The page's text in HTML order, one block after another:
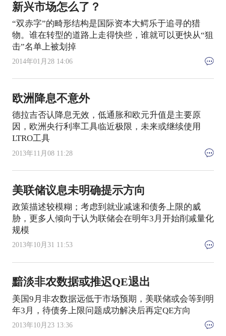
新兴市场怎么了？
“双赤字”的畸形结构是国际资本大鳄乐于追寻的猎
物。谁在转型的道路上走得快些，谁就可以更快从“狙
击”名单上被划掉
2014年01月28 14:06
欧洲降息不意外
德拉吉否认降息无效，低通胀和欧元升值是主要原
因，欧洲央行利率工具临近极限，未来或继续使用
LTRO工具
2013年11月08 11:28
美联储议息未明确提示方向
政策描述较模糊；考虑到就业减速和债务上限的威
胁，更多人倾向于认为联储会在明年3月开始削减量化
规模
2013年10月31 11:53
黯淡非农数据或推迟QE退出
美国9月非农数据远低于市场预期，美联储或会等到明
年3月，待债务上限问题成功解决后再定QE方向
2013年10月23 13:36